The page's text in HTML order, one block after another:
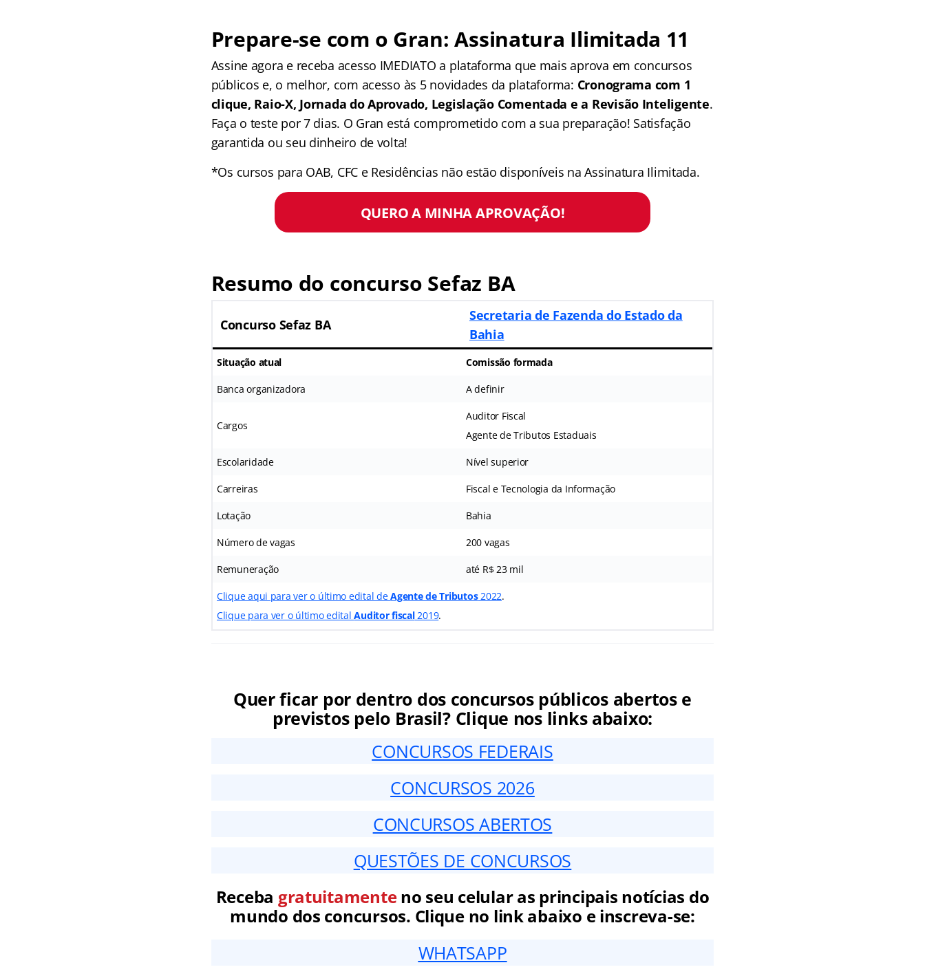
Prepare-se com o Gran: Assinatura Ilimitada 11
Assine agora e receba acesso IMEDIATO a plataforma que mais aprova em concursos
públicos e, o melhor, com acesso às 5 novidades da plataforma: Cronograma com 1
clique, Raio-X, Jornada do Aprovado, Legislação Comentada e a Revisão Inteligente.
Faça o teste por 7 dias. O Gran está comprometido com a sua preparação! Satisfação
garantida ou seu dinheiro de volta!
*Os cursos para OAB, CFC e Residências não estão disponíveis na Assinatura Ilimitada.
QUERO A MINHA APROVAÇÃO!
Resumo do concurso Sefaz BA
Concurso Sefaz BA
Secretaria de Fazenda do Estado da
Bahia
Situação atual Comissão formada
Banca organizadora A definir
Cargos
Auditor Fiscal
Agente de Tributos Estaduais
Escolaridade Nível superior
Carreiras Fiscal e Tecnologia da Informação
Lotação Bahia
Número de vagas 200 vagas
Remuneração até R$ 23 mil
Clique aqui para ver o último edital deAgente de Tributos2022.
Clique para ver o último editalAuditor fiscal2019.
Quer ficar por dentro dos concursos públicos abertos e
previstos pelo Brasil? Clique nos links abaixo:
CONCURSOS FEDERAIS
CONCURSOS 2026
CONCURSOS ABERTOS
QUESTÕES DE CONCURSOS
Receba gratuitamenteno seu celular as principais notícias do
mundo dos concursos. Clique no link abaixo e inscreva-se:
WHATSAPP